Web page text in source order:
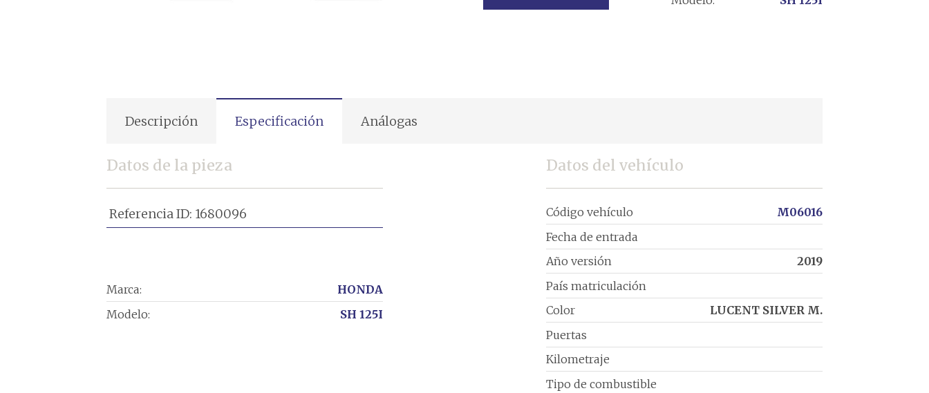
Descripción Especificación Análogas
Datos de la pieza
Referencia ID: 1680096
Marca:
HONDA
Modelo:
SH 125I
Datos del vehículo
Código vehículo
M06016
Fecha de entrada
Año versión
2019
País matriculación
Color
LUCENT SILVER M.
Puertas
Kilometraje
Tipo de combustible